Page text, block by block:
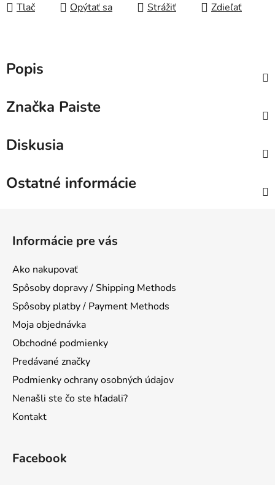
Tlač Opýtať sa Strážiť Zdieľať
Popis
Značka Paiste
Diskusia
Ostatné informácie
Informácie pre vás
Ako nakupovať
Spôsoby dopravy / Shipping Methods
Spôsoby platby / Payment Methods
Moja objednávka
Obchodné podmienky
Predávané značky
Podmienky ochrany osobných údajov
Nenašli ste čo ste hľadali?
Kontakt
Facebook